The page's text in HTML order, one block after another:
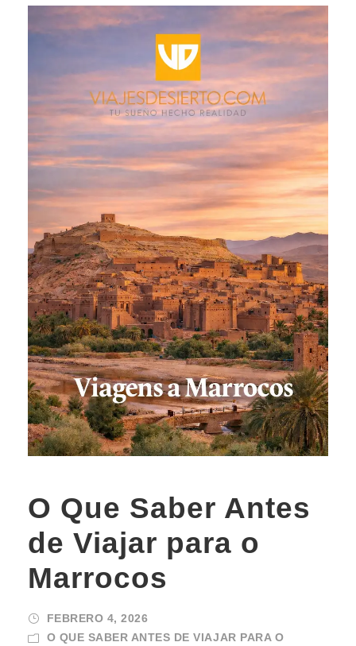
O Que Saber Antes
de Viajar para o
Marrocos
FEBRERO 4, 2026
O QUE SABER ANTES DE VIAJAR PARA O